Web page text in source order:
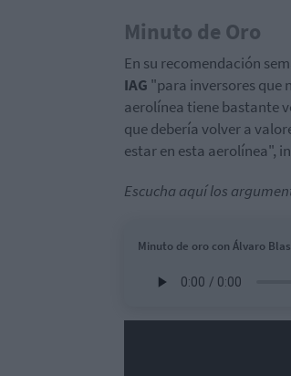
Minuto de Oro
En su recomendación
IAG "para inversores que
aerolínea tiene bastante
que debería volver a
estar en esta aerolínea",
Escucha aquí los
Minuto de oro con Álvaro